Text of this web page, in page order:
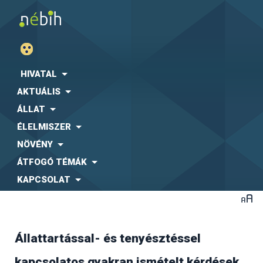
HIVATAL
AKTUÁLIS
ÁLLAT
ÉLELMISZER
NÖVÉNY
ÁTFOGÓ TÉMÁK
KAPCSOLAT
Állattartással- és tenyésztéssel
A jelenlegi ellátó rendszer az un. egy beszállítós